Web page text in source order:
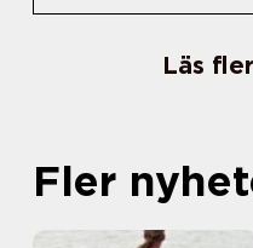
Läs
Fler